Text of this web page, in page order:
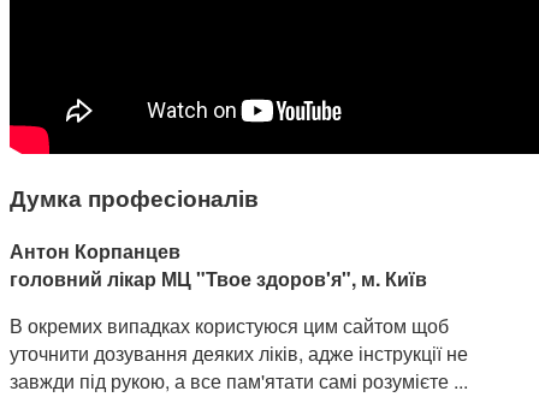
Думка професіоналів
Антон Корпанцев
головний лікар МЦ "Твое здоров'я", м. Київ
В окремих випадках користуюся цим сайтом щоб
уточнити дозування деяких ліків, адже інструкції не
завжди під рукою, а все пам'ятати самі розумієте ...